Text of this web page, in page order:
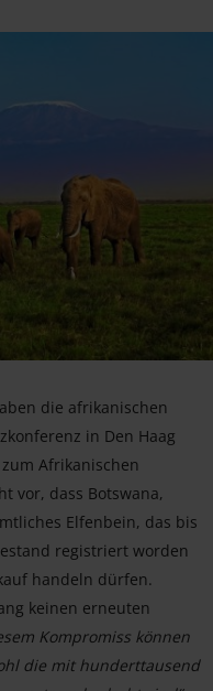
die afrikanischen
in Den Haag
Afrikanischen
vor, dass Botswana,
Elfenbein, das bis
registriert worden
handeln dürfen.
keinen erneuten
Kompromiss können
die mit hunderttausend